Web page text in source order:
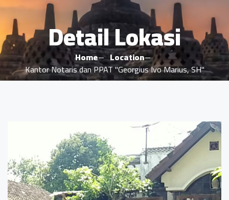
Detail Lokasi
Home
Location
Kantor Notaris dan PPAT "Georgius Ivo Marius, SH"